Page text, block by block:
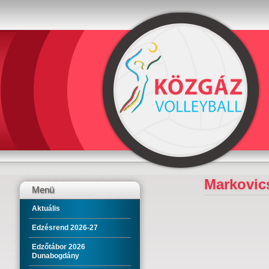
Menü
Aktuális
Edzésrend 2026-27
Edzőtábor 2026
Dunabogdány